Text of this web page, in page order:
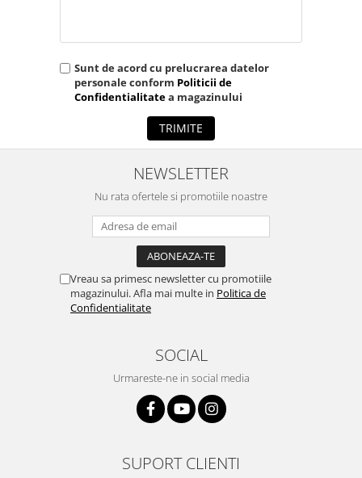
Sunt de acord cu prelucrarea datelor
personale conform Politicii de
Confidentialitatea magazinului
TRIMITE
NEWSLETTER
Nu rata ofertele si promotiile noastre
Vreau sa primesc newsletter cu promotiile
magazinului. Afla mai multe in Politica de
Confidentialitate
SOCIAL
Urmareste-ne in social media
SUPORT CLIENTI